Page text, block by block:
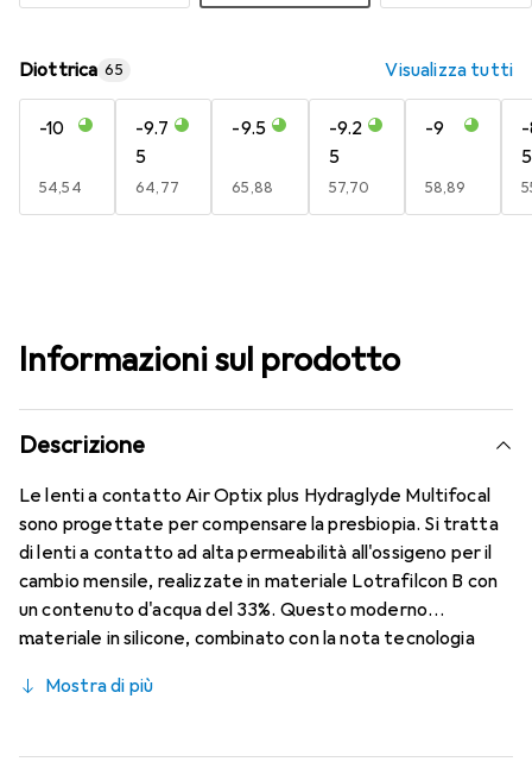
Diottrica 65 Visualizza tutti
-10
EUR
54,54
-9.7
5
EUR
64,77
-9.5
EUR
65,88
-9.2
5
EUR
57,70
-9
EUR
58,89
5
Informazioni sul prodotto
Descrizione
Le lenti a contatto Air Optix plus Hydraglyde Multifocal
sono progettate per compensare la presbiopia. Si tratta
di lenti a contatto ad alta permeabilità all'ossigeno per il
cambio mensile, realizzate in materiale Lotrafilcon B con
un contenuto d'acqua del 33%. Questo moderno
materiale in silicone, combinato con la nota tecnologia
garantisce un'ottimale umidificazione della superficie
Grazie alla tecnologia Precision Transition Design, è
Mostra di più